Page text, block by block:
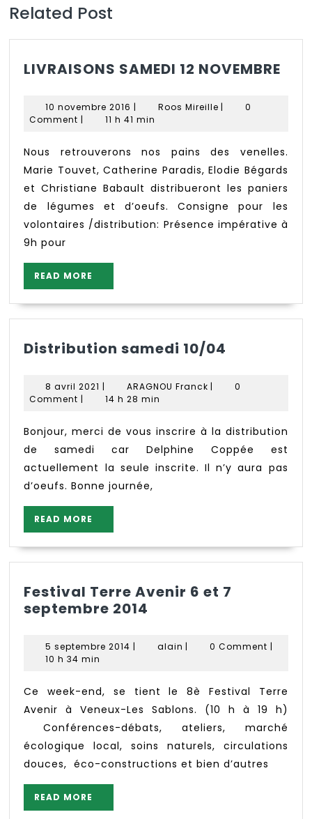
Related Post
LIVRAISONS SAMEDI 12 NOVEMBRE
10 novembre 2016 10
novembre
| Roos MireilleRoos
|
0
Comment | 11 h 41 min
Nous retrouverons nos pains des venelles.
Marie Touvet, Catherine Paradis, Elodie Bégards
et Christiane Babault distribueront les paniers
de légumes et d’oeufs. Consigne pour les
volontaires /distribution: Présence impérative à
9h pour
READ MORE
MORE
Distribution samedi 10/04
10/04
8 avril 2021 8
avril
| ARAGNOU FranckARAGNOU
|
0
Comment | 14 h 28 min
Bonjour, merci de vous inscrire à la distribution
de samedi car Delphine Coppée est
actuellement la seule inscrite. Il n’y aura pas
d’oeufs. Bonne journée,
READ MORE
MORE
Festival Terre Avenir 6 et 7
septembre 2014
Avenir
7
septembre
2014
5 septembre 2014 5| alain alain
| 0 Comment |
10 h 34 min
Ce week-end, se tient le 8è Festival Terre
Avenir à Veneux-Les Sablons. (10 h à 19 h)
Conférences-débats, ateliers, marché
écologique local, soins naturels, circulations
douces, éco-constructions et bien d’autres
READ MORE
MORE